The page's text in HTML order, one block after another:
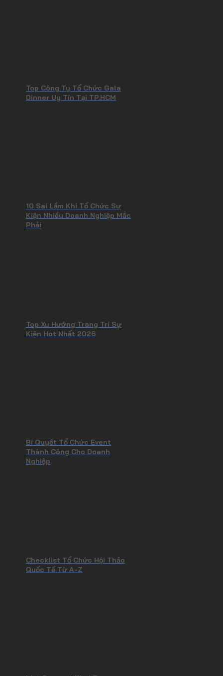
Top Công Ty Tổ Chức Gala
Dinner Uy Tín Tại TP.HCM
10 Sai Lầm Khi Tổ Chức Sự
Kiện Nhiều Doanh Nghiệp Mắc
Phải
Top Xu Hướng Trang Trí Sự
Kiện Hot Nhất 2026
Bí Quyết Tổ Chức Event
Thành Công Cho Doanh
Nghiệp
Checklist Tổ Chức Hội Thảo
Quốc Tế Từ A-Z